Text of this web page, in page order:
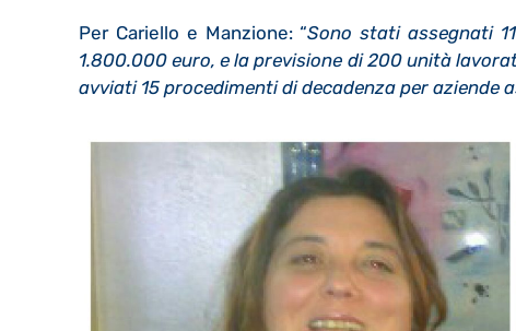
Per Cariello e Manzione: “Sono stati assegnati
1.800.000 euro, e la previsione di 200 unità
avviati 15 procedimenti di decadenza per